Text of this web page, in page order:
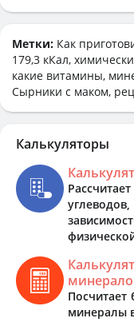
Метки: Как
179,3 кКал,
какие витамины,
Сырники с маком,
Калькуляторы
минералы